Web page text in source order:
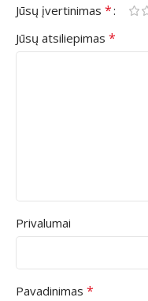
Jūsų įvertinimas *
Jūsų atsiliepimas *
Privalumai
Pavadinimas *